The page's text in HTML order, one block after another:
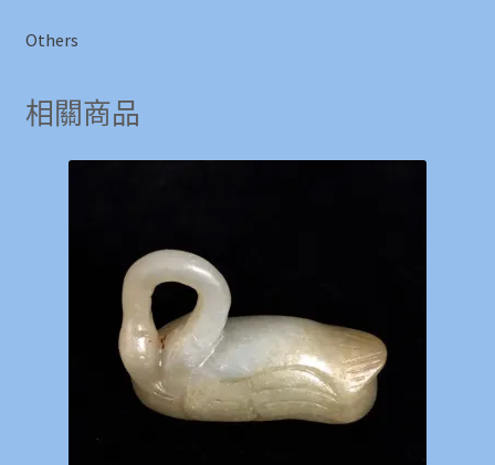
Others
相關商品